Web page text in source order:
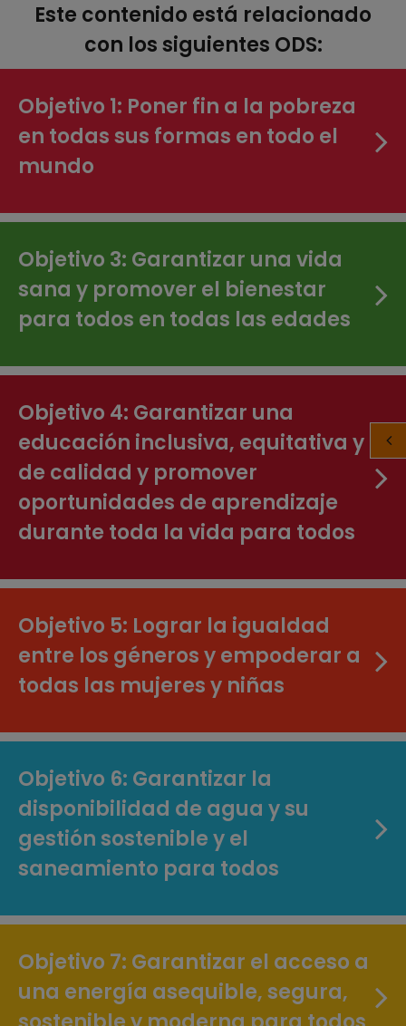
Este contenido está relacionado
con los siguientes ODS:
Objetivo 1: Poner fin a la pobreza
en todas sus formas en todo el
mundo
Objetivo 3: Garantizar una vida
sana y promover el bienestar
para todos en todas las edades
Objetivo 4: Garantizar una
educación inclusiva, equitativa y
de calidad y promover
oportunidades de aprendizaje
durante toda la vida para todos
Objetivo 5: Lograr la igualdad
entre los géneros y empoderar a
todas las mujeres y niñas
Objetivo 6: Garantizar la
disponibilidad de agua y su
gestión sostenible y el
saneamiento para todos
Objetivo 7: Garantizar el acceso a
una energía asequible, segura,